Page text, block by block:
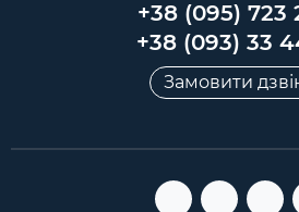
+38 (095) 723
+38 (093) 33
Замовити